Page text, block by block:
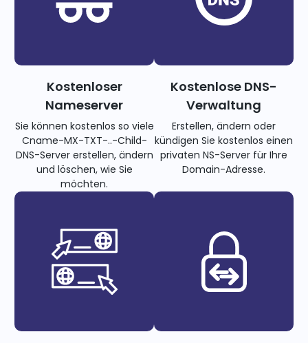
Kostenloser
Nameserver
Sie können kostenlos so viele
Cname-MX-TXT-..-Child-
DNS-Server erstellen, ändern
und löschen, wie Sie
möchten.
Kostenlose DNS-
Verwaltung
Erstellen, ändern oder
kündigen Sie kostenlos einen
privaten NS-Server für Ihre
Domain-Adresse.